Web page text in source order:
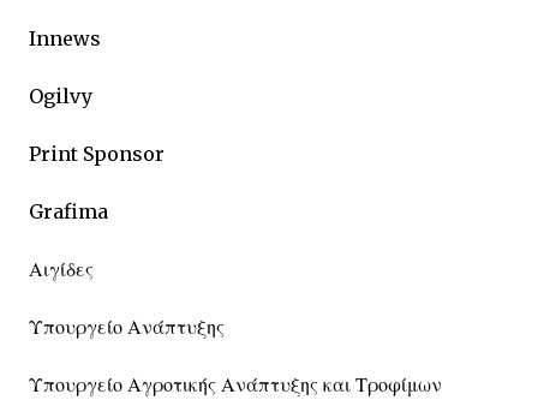
Innews
Ogilvy
Print Sponsor
Grafima
Αιγίδες
Υπουργείο Ανάπτυξης
Υπουργείο Αγροτικής Ανάπτυξης και Τροφίμων